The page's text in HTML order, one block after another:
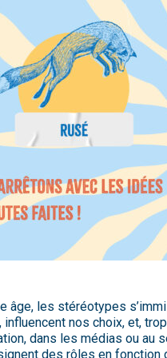
âge, les stéréotypes
nos choix, et,
dans les médias ou
des rôles en fonction